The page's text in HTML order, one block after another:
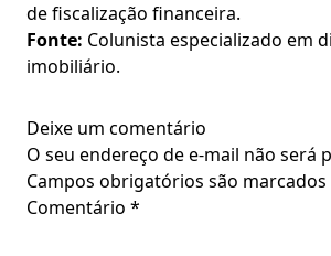
de fiscalização financeira.
Fonte: Colunista especializado em
imobiliário.
Deixe um comentário
O seu endereço de e-mail não será
Campos obrigatórios são marcados
Comentário *